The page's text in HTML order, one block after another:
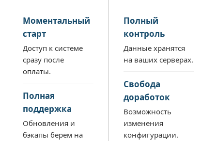
Моментальный
старт
Доступ к системе
сразу после
оплаты.
Полная
поддержка
Обновления и
бэкапы берем на
Полный
контроль
Данные хранятся
на ваших серверах.
Свобода
доработок
Возможность
изменения
конфигурации.